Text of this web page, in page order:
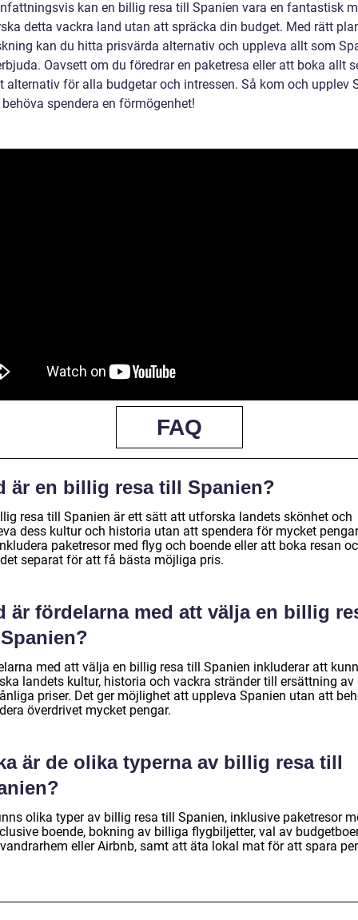
kan en billig resa till Spanien vara en fantastisk
detta vackra land utan att spräcka din budget. Med rätt
kan du hitta prisvärda alternativ och uppleva allt som
Oavsett om du föredrar en paketresa eller att boka allt
alternativ för alla budgetar och intressen. Så kom och upplev
spendera en förmögenhet!
FAQ
är en billig resa till Spanien?
resa till Spanien är ett sätt att utforska landets skönhet och
dess kultur och historia utan att spendera för mycket
paketresor med flyg och boende eller att boka resan
separat för att få bästa möjliga pris.
är fördelarna med att välja en billig
med att välja en billig resa till Spanien inkluderar att
landets kultur, historia och vackra stränder till ersättning av
priser. Det ger möjlighet att uppleva Spanien utan att
överdrivet mycket pengar.
är de olika typerna av billig resa till
olika typer av billig resa till Spanien, inklusive paketresor
boende, bokning av billiga flygbiljetter, val av
eller Airbnb, samt att äta lokal mat för att spara